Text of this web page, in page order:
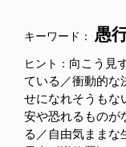
キーワード： 愚
ヒント： 向こう見
ている／衝動的な
せになれそうもな
安や恐れるものが
る／自由気ままな